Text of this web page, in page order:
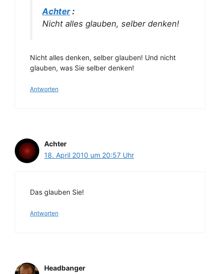
Achter:
Nicht alles glauben, selber denken!
Nicht alles denken, selber glauben! Und nicht
glauben, was Sie selber denken!
Antworten
Achter
18. April 2010 um 20:57 Uhr
Das glauben Sie!
Antworten
Headbanger